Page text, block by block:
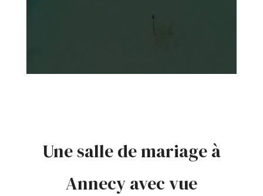
Une salle de mariage à
Annecy avec vue